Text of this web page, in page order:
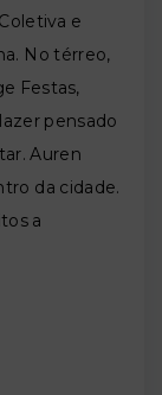
e
No térreo,
Festas,
pensado
Auren
da cidade.
a